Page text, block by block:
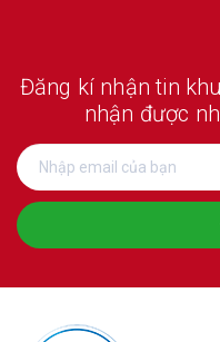
Đăng kí nhận tin
nhận được